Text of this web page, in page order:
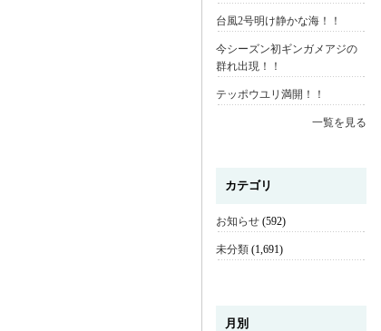
台風2号明け静かな海！！
今シーズン初ギンガメアジの
群れ出現！！
テッポウユリ満開！！
一覧を見る
カテゴリ
お知らせ (592)
未分類 (1,691)
月別